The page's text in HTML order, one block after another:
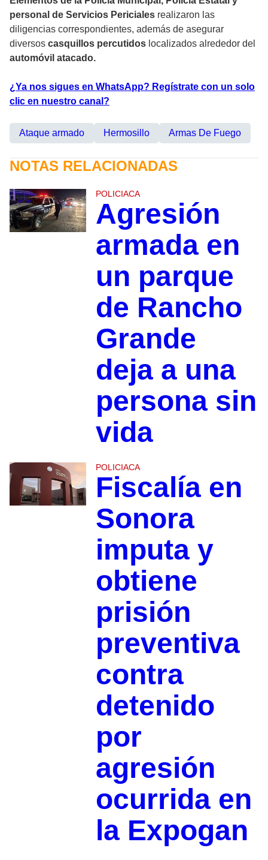
personal de Servicios Periciales realizaron las
diligencias correspondientes, además de asegurar
diversos casquillos percutidos localizados alrededor del
automóvil atacado.
¿Ya nos sigues en WhatsApp? Regístrate con un solo
clic en nuestro canal?
Ataque armado Hermosillo Armas De Fuego
NOTAS RELACIONADAS
POLICIACA
Agresión
armada en
un parque
de Rancho
Grande
deja a una
persona sin
vida
POLICIACA
Fiscalía en
Sonora
imputa y
obtiene
prisión
preventiva
contra
detenido
por
agresión
ocurrida en
la Expogan